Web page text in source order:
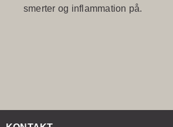
smerter og inflammation på.